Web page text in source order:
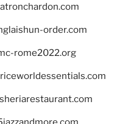
order.com
rome2022.org